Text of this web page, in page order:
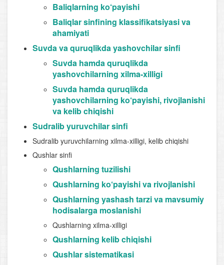
Baliqlarning ko‘payishi
Baliqlar sinfining klassifikatsiyasi va
ahamiyati
Suvda va quruqlikda yashovchilar sinfi
Suvda hamda quruqlikda
yashovchilarning xilma-xilligi
Suvda hamda quruqlikda
yashovchilarning ko‘payishi, rivojlanishi
va kelib chiqishi
Sudralib yuruvchilar sinfi
Sudralib yuruvchilarning xilma-xilligi, kelib chiqishi
Qushlar sinfi
Qushlarning tuzilishi
Qushlarning ko‘payishi va rivojlanishi
Qushlarning yashash tarzi va mavsumiy
hodisalarga moslanishi
Qushlarning xilma-xilligi
Qushlarning kelib chiqishi
Qushlar sistematikasi